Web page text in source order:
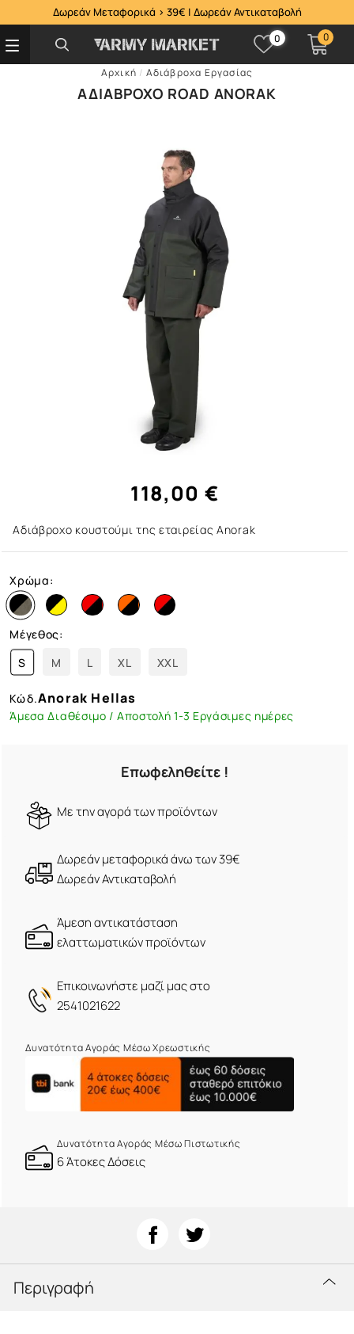
Δωρεάν Μεταφορικά > 39€ | Δωρεάν Αντικαταβολή
0 0
Αρχική / Αδιάβροχα Εργασίας
ΑΔΙΆΒΡΟΧΟ ROAD ANORAK
118,00 €
Αδιάβροχο κουστούμι της εταιρείας Anorak
Χρώμα:
Μέγεθος:
S
M L XL XXL
Κώδ.Anorak Hellas
Άμεσα Διαθέσιμο / Αποστολή 1-3 Εργάσιμες ημέρες
Επωφεληθείτε !
Mε την αγορά των προϊόντων
Δωρεάν μεταφορικά άνω των 39€
Δωρεάν Αντικαταβολή
Άμεση αντικατάσταση
ελαττωματικών προϊόντων
Eπικοινωνήστε μαζί μας στο
2541021622
Δυνατότητα Αγοράς Μέσω Χρεωστικής
Δυνατότητα Αγοράς Μέσω Πιστωτικής
6 Άτοκες Δόσεις
Περιγραφή